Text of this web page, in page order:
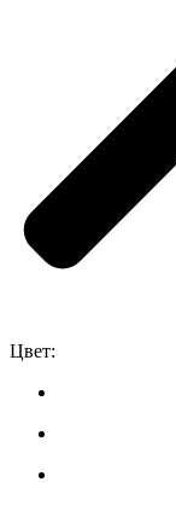
Цвет: